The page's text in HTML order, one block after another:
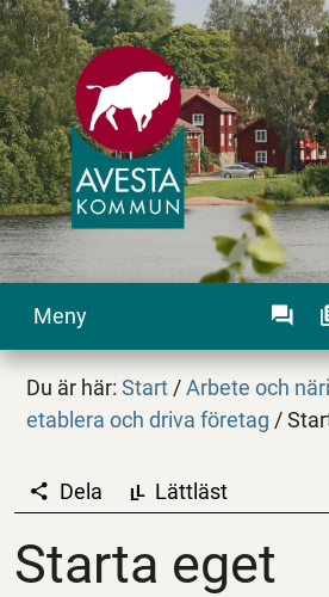
Meny
Du är här:Start / Arbete och
etablera och driva företag /
Starta eget
Dela L
L Lättläst
Starta eget